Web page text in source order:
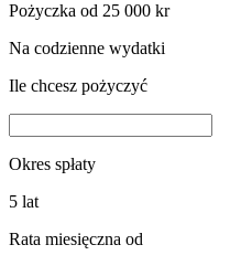
Pożyczka od 25 000 kr
Na codzienne wydatki
Ile chcesz pożyczyć
Okres spłaty
5 lat
Rata miesięczna od